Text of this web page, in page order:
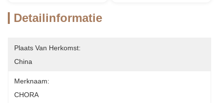
Detailinformatie
Plaats Van Herkomst:
China
Merknaam:
CHORA